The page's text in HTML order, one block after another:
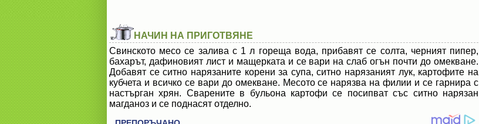
НАЧИН НА ПРИГОТВЯНЕ
Свинското месо се залива с 1 л гореща вода, прибавят се солта, черният пипер,
бахарът, дафиновият лист и мащерката и се вари на слаб огън почти до омекване.
Добавят се ситно нарязаните корени за супа, ситно нарязаният лук, картофите на
кубчета и всичко се вари до омекване. Месото се нарязва на филии и се гарнира с
настърган хрян. Сварените в бульона картофи се посипват със ситно нарязан
магданоз и се поднасят отделно.